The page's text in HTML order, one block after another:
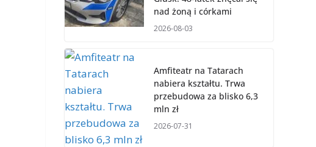
nad żoną i córkami
2026-08-03
Amfiteatr na Tatarach
nabiera kształtu. Trwa
przebudowa za blisko 6,3
mln zł
2026-07-31